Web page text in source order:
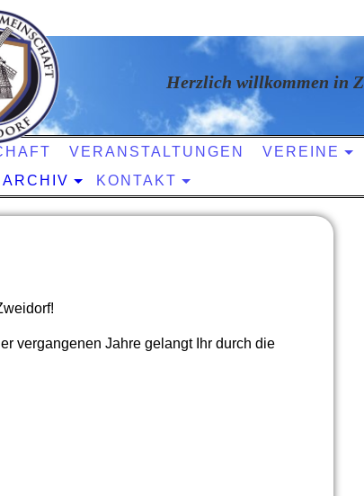
Herzlich willkommen in
VERANSTALTUNGEN VEREINE
ARCHIV KONTAKT
vergangenen Jahre gelangt Ihr durch die